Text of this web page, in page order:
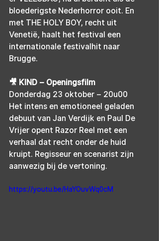
bloederigste Nederhorror ooit. En
met THE HOLY BOY, recht uit
Venetië, haalt het festival een
internationale festivalhit naar
Brugge.
🎥 KIND – Openingsfilm
Donderdag 23 oktober – 20u00
Het intens en emotioneel geladen
debuut van Jan Verdijk en Paul De
Vrijer opent Razor Reel met een
verhaal dat recht onder de huid
kruipt. Regisseur en scenarist zijn
aanwezig bij de vertoning.
https://youtu.be/HaYOuvWq0cM